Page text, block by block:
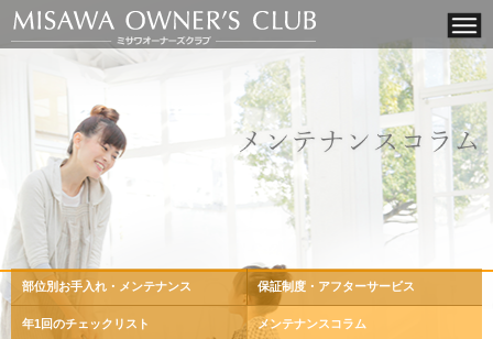
部位別お手入れ・メンテナンス 保証制度・アフターサービス
年1回のチェックリスト メンテナンスコラム